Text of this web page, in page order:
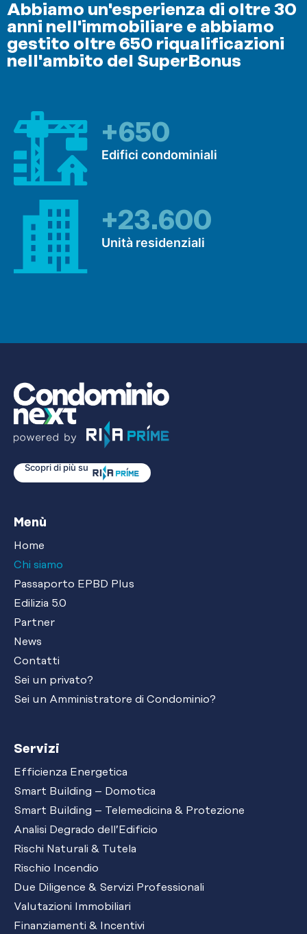
Abbiamo un'esperienza di oltre 30
anni nell'immobiliare e abbiamo
gestito oltre 650 riqualificazioni
nell'ambito del SuperBonus
+650
Edifici condominiali
+23.600
Unità residenziali
Scopri di più su
Menù
Home
Chi siamo
Passaporto EPBD Plus
Edilizia 5.0
Partner
News
Contatti
Sei un privato?
Sei un Amministratore di Condominio?
Servizi
Efficienza Energetica
Smart Building – Domotica
Smart Building – Telemedicina & Protezione
Analisi Degrado dell’Edificio
Rischi Naturali & Tutela
Rischio Incendio
Due Diligence & Servizi Professionali
Valutazioni Immobiliari
Finanziamenti & Incentivi